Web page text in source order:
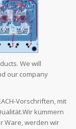
We will
our company
Vorschriften, mit
kümmern
Ware, werden wir